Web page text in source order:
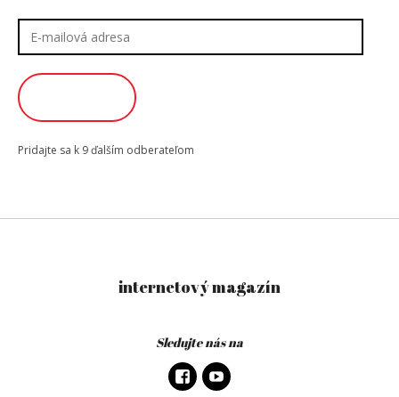
adresa
Pridajte sa k 9 ďalším odberateľom
internetový magazín
Sledujte nás na